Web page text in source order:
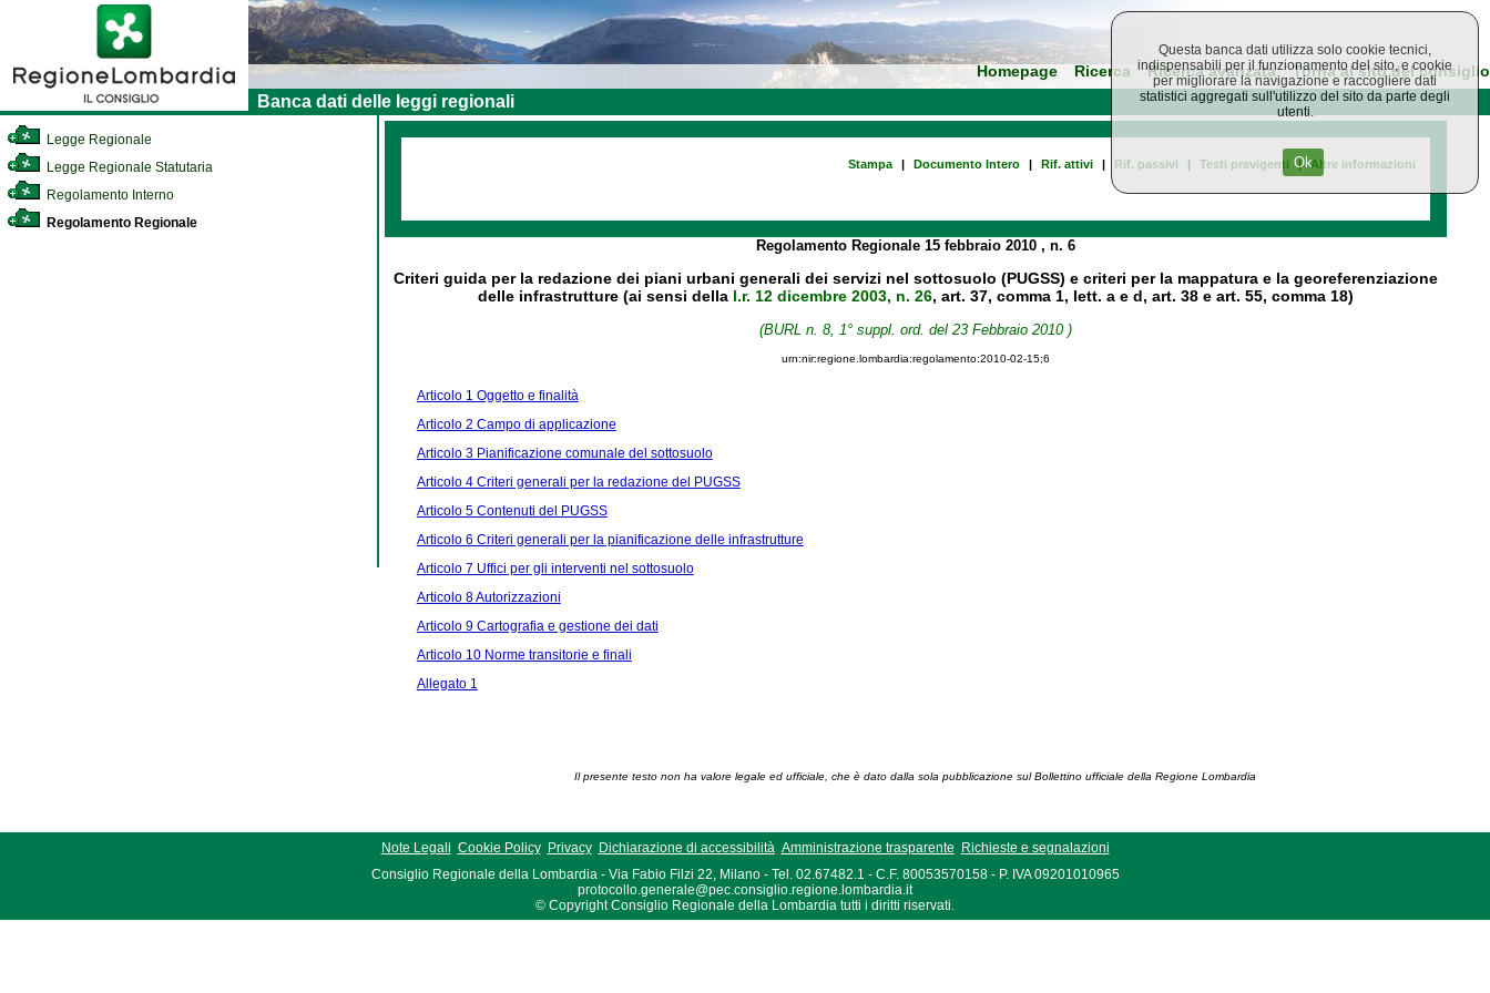
Homepage Ricerca Ricerca avanzata Torna al sito del consiglio
Banca dati delle leggi regionali
Legge Regionale
Legge Regionale Statutaria
Regolamento Interno
Regolamento Regionale
Stampa | Documento Intero | Rif. attivi | Rif. passivi | Testi previgenti | Altre informazioni
Regolamento Regionale 15 febbraio 2010 , n. 6
Criteri guida per la redazione dei piani urbani generali dei servizi nel sottosuolo (PUGSS) e criteri per la mappatura e la georeferenziazione
delle infrastrutture (ai sensi della l.r. 12 dicembre 2003, n. 26, art. 37, comma 1, lett. a e d, art. 38 e art. 55, comma 18)
(BURL n. 8, 1° suppl. ord. del 23 Febbraio 2010 )
urn:nir:regione.lombardia:regolamento:2010-02-15;6
Articolo 1 Oggetto e finalità
Articolo 2 Campo di applicazione
Articolo 3 Pianificazione comunale del sottosuolo
Articolo 4 Criteri generali per la redazione del PUGSS
Articolo 5 Contenuti del PUGSS
Articolo 6 Criteri generali per la pianificazione delle infrastrutture
Articolo 7 Uffici per gli interventi nel sottosuolo
Articolo 8 Autorizzazioni
Articolo 9 Cartografia e gestione dei dati
Articolo 10 Norme transitorie e finali
Allegato 1
Il presente testo non ha valore legale ed ufficiale, che è dato dalla sola pubblicazione sul Bollettino ufficiale della Regione Lombardia
Note Legali Cookie Policy Privacy Dichiarazione di accessibilità Amministrazione trasparente
Richieste e segnalazioni
Consiglio Regionale della Lombardia - Via Fabio Filzi 22, Milano - Tel. 02.67482.1 - C.F. 80053570158 - P. IVA 09201010965
protocollo.generale@pec.consiglio.regione.lombardia.it
© Copyright Consiglio Regionale della Lombardia tutti i diritti riservati.
Questa banca dati utilizza solo cookie tecnici,
indispensabili per il funzionamento del sito, e cookie
per migliorare la navigazione e raccogliere dati
statistici aggregati sull'utilizzo del sito da parte degli
utenti.
Ok